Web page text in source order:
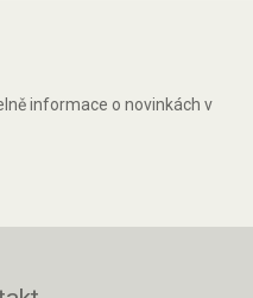
informace o novinkách v